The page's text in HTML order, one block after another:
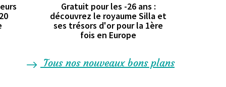
Gratuit pour les -26 ans :
découvrez le royaume Silla et
ses trésors d'or pour la 1ère
fois en Europe
Tous nos nouveaux bons plans